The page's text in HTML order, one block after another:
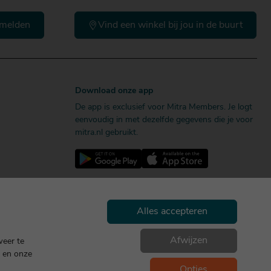
Vind een winkel bij jou in de buurt
Download onze app
De app is exclusief voor Mitra Members. Je logt
eenvoudig in met dezelfde gegevens die je voor
mitra.nl gebruikt.
Geniet, maar drink met mate. Geen 18 geen alcohol
te
en onze
Alles accepteren
Afwijzen